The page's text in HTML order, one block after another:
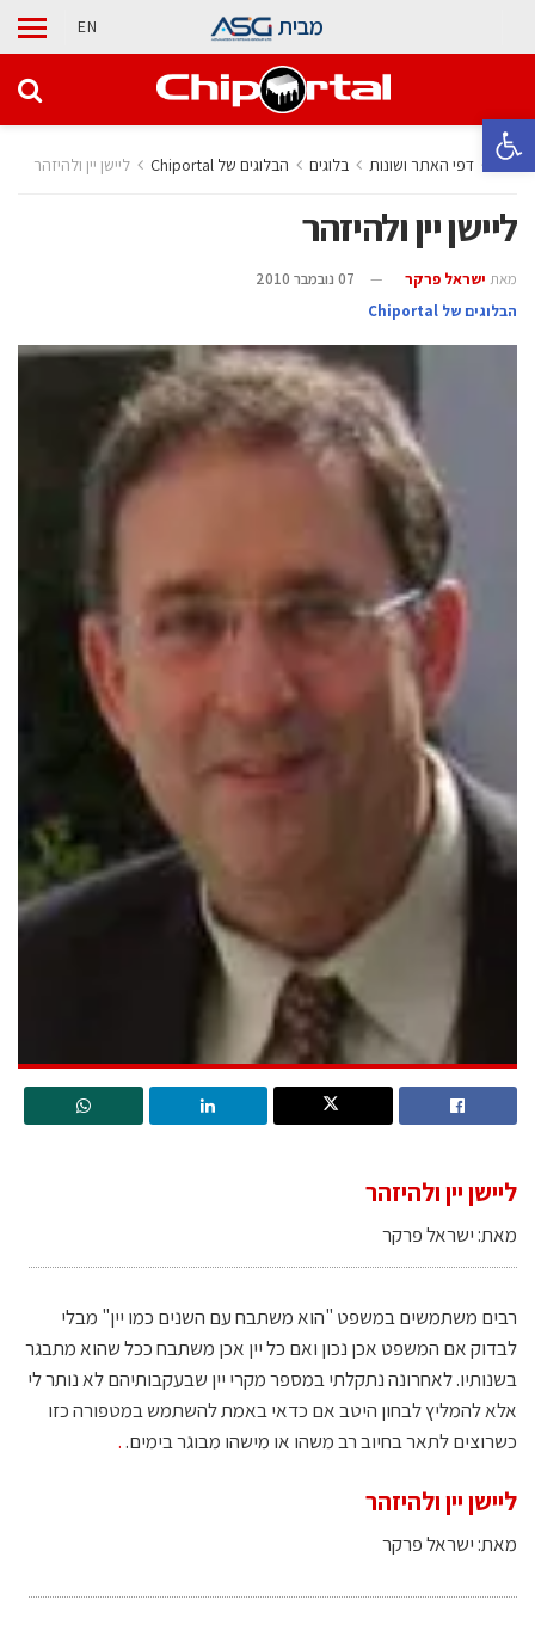
פתח סרגל נגישות
מבית EN
בית דפי האתר ושונות בלוגים הבלוגים של Chiportal ליישן יין ולהיזהר
ליישן יין ולהיזהר
מאת ישראל פרקר
07 נובמבר 2010
הבלוגים של Chiportal
ליישן יין ולהיזהר
מאת: ישראל פרקר
רבים משתמשים במשפט "הוא משתבח עם השנים כמו יין" מבלי
לבדוק אם המשפט אכן נכון ואם כל יין אכן משתבח ככל שהוא מתבגר
בשנותיו. לאחרונה נתקלתי במספר מקרי יין שבעקבותיהם לא נותר לי
אלא להמליץ לבחון היטב אם כדאי באמת להשתמש במטפורה כזו
כשרוצים לתאר בחיוב רב משהו או מישהו מבוגר בימים..
ליישן יין ולהיזהר
מאת: ישראל פרקר